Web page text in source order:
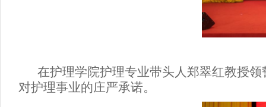
在护理学院护理专业带头人 郑翠红教授领
对护理事业的庄严承诺。